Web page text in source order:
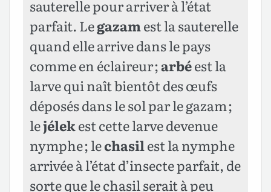
sauterelle pour arriver à l’état
parfait. Legazamest la sauterelle
quand elle arrive dans le pays
comme en éclaireur ;arbéest la
larve qui naît bientôt des œufs
déposés dans le sol par le gazam ;
lejélekest cette larve devenue
nymphe ; lechasilest la nymphe
arrivée à l’état d’insecte parfait, de
sorte que le chasil serait à peu